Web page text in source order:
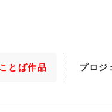
ことば作品 プロジ